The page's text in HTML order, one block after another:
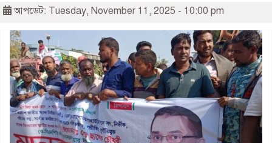
আপডেট: Tuesday, November 11, 2025 - 10:00 pm